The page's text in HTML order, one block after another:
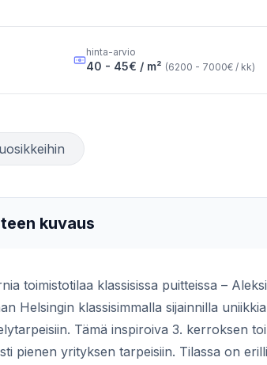
hinta-arvio
40 - 45€ / m² (6200 - 7000€ / kk)
kuvaus
toimistotilaa klassisissa puitteissa –
Helsingin klassisimmalla sijainnilla
Tämä inspiroiva 3. kerroksen
pienen yrityksen tarpeisiin. Tilassa on